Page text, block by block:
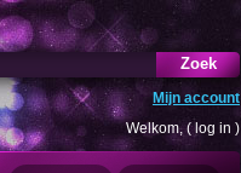
Zoek
Mijn account
Welkom, ( log in )